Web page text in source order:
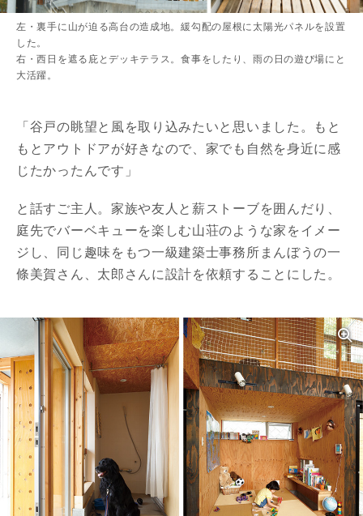
左・裏手に山が迫る高台の造成地。緩勾配の屋根に太陽光パネルを設置
した。
右・西日を遮る庇とデッキテラス。食事をしたり、雨の日の遊び場にと
大活躍。
「谷戸の眺望と風を取り込みたいと思いました。もと
もとアウトドアが好きなので、家でも自然を身近に感
じたかったんです」
と話すご主人。家族や友人と薪ストーブを囲んだり、
庭先でバーベキューを楽しむ山荘のような家をイメー
ジし、同じ趣味をもつ一級建築士事務所まんぼうの一
條美賀さん、太郎さんに設計を依頼することにした。